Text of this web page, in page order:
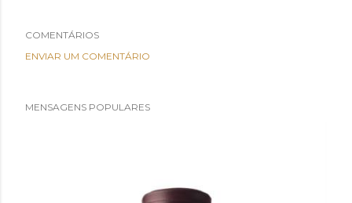
COMENTÁRIOS
ENVIAR UM COMENTÁRIO
MENSAGENS POPULARES